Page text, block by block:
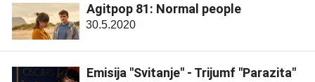
Agitpop 81: Normal people
30.5.2020
Emisija "Svitanje" - Trijumf "Parazita"